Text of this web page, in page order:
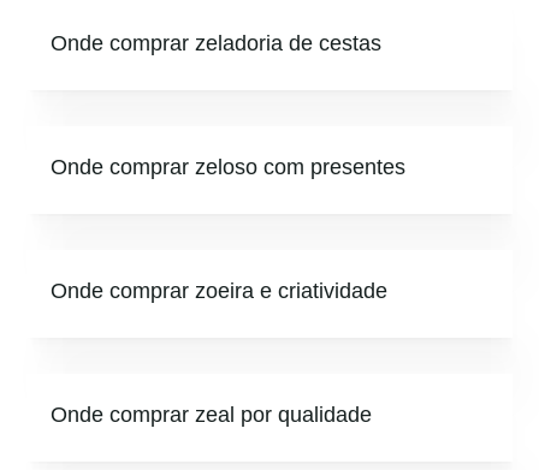
Onde comprar zeladoria de cestas
Onde comprar zeloso com presentes
Onde comprar zoeira e criatividade
Onde comprar zeal por qualidade